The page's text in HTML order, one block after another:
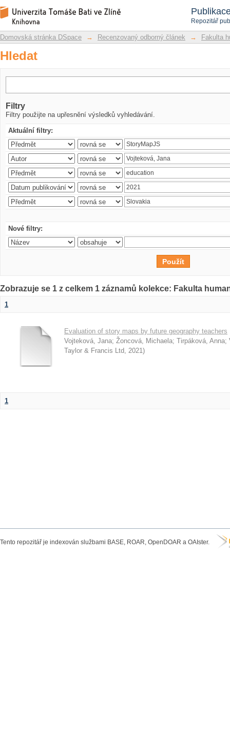
Repozitář
Hledat
Repozitář DSpace/Manakin
Domovská stránka DSpace → Recenzovaný odborný článek → Fakulta
Hledat
Filtry
Filtry použijte na upřesnění výsledků vyhledávání.
Aktuální filtry:
Nové filtry:
Zobrazuje se 1 z celkem 1 záznamů kolekce: Fakulta
1
Evaluation of story maps by future geography teachers
Vojteková, Jana; Žoncová, Michaela; Tirpáková, Anna;
Taylor & Francis Ltd, 2021)
1
Tento repozitář je indexován službami BASE, ROAR, OpenDOAR a OAIster.